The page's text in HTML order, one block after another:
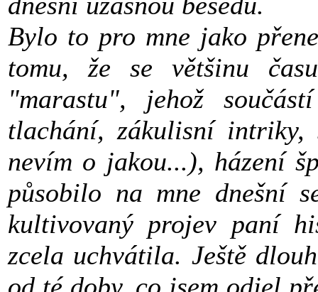
Bylo to pro mne jako
tomu, že se většinu
"marastu", jehož
tlachání, zákulisní
nevím o jakou...), házení
působilo na mne dnešní
kultivovaný projev paní
zcela uchvátila. Ještě